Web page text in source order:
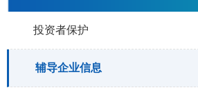
投资者保护
辅导企业信息